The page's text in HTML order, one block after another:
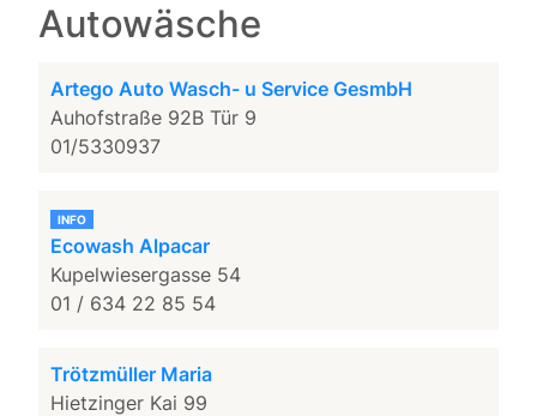
Autowäsche
Artego Auto Wasch- u Service GesmbH
Auhofstraße 92B Tür 9
01/5330937
INFO
Ecowash Alpacar
Kupelwiesergasse 54
01 / 634 22 85 54
Trötzmüller Maria
Hietzinger Kai 99